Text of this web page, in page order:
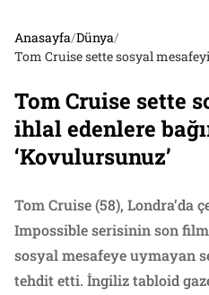
Anasayfa/Dünya/
Tom Cruise sette
ihlal edenlere
‘Kovulursunuz’
Tom Cruise (58), Londra’da
Impossible serisinin son
sosyal mesafeye uymayan
tehdit etti. İngiliz tabloid